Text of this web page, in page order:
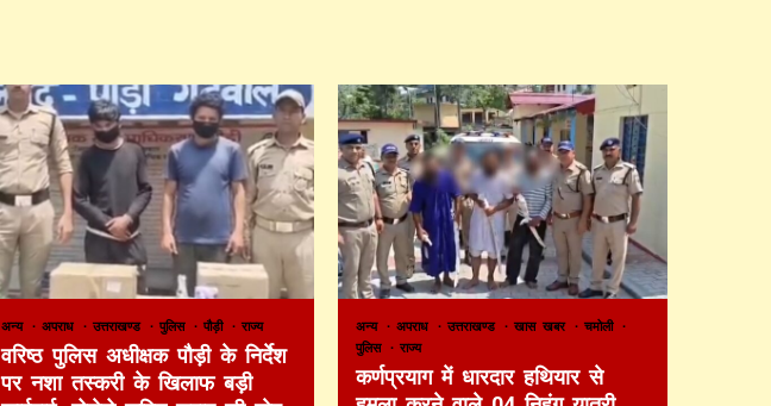
अन्य अपराध उत्तराखण्ड पुलिस पौड़ी राज्य
वरिष्ठ पुलिस अधीक्षक पौड़ी के निर्देश
पर नशा तस्करी के खिलाफ बड़ी
अन्य अपराध उत्तराखण्ड खास खबर
चमोली
पुलिस
राज्य
कर्णप्रयाग में धारदार हथियार से